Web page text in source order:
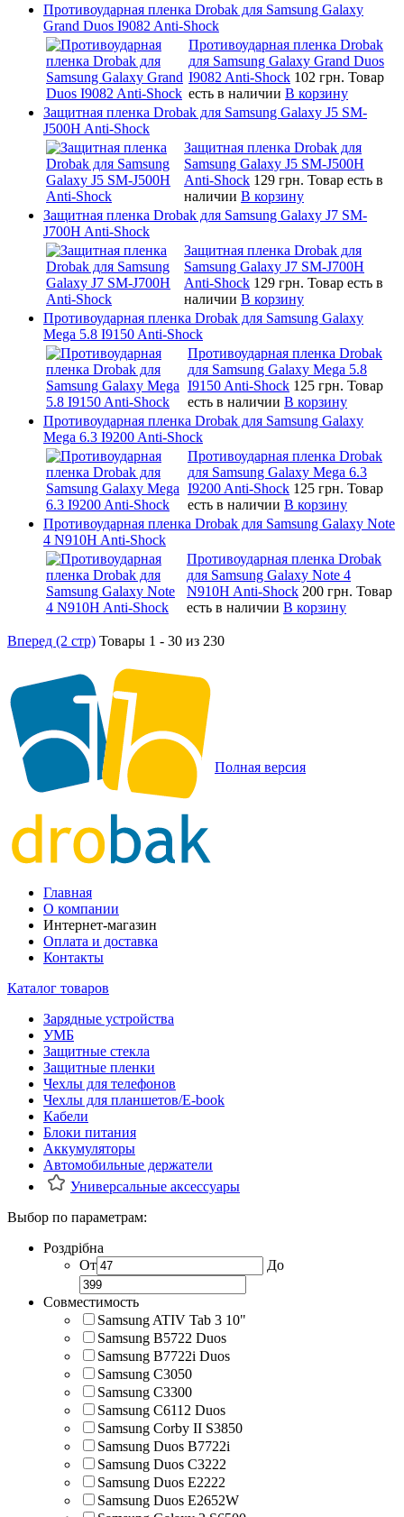
Противоударная пленка Drobak для Samsung Galaxy
Grand Duos I9082 Anti-Shock
Противоударная пленка Drobak
для Samsung Galaxy Grand Duos
I9082 Anti-Shock 102 грн. Товар
есть в наличии В корзину
Защитная пленка Drobak для Samsung Galaxy J5 SM-
J500H Anti-Shock
Защитная пленка Drobak для
Samsung Galaxy J5 SM-J500H
Anti-Shock 129 грн. Товар есть в
наличии В корзину
Защитная пленка Drobak для Samsung Galaxy J7 SM-
J700H Anti-Shock
Защитная пленка Drobak для
Samsung Galaxy J7 SM-J700H
Anti-Shock 129 грн. Товар есть в
наличии В корзину
Противоударная пленка Drobak для Samsung Galaxy
Mega 5.8 I9150 Anti-Shock
Противоударная пленка Drobak
для Samsung Galaxy Mega 5.8
I9150 Anti-Shock 125 грн. Товар
есть в наличии В корзину
Противоударная пленка Drobak для Samsung Galaxy
Mega 6.3 I9200 Anti-Shock
Противоударная пленка Drobak
для Samsung Galaxy Mega 6.3
I9200 Anti-Shock 125 грн. Товар
есть в наличии В корзину
Противоударная пленка Drobak для Samsung Galaxy Note
4 N910H Anti-Shock
Противоударная пленка Drobak
для Samsung Galaxy Note 4
N910H Anti-Shock 200 грн. Товар
есть в наличии В корзину
Вперед (2 стр) Товары 1 - 30 из 230
Полная версия
Главная
О компании
Интернет-магазин
Оплата и доставка
Контакты
Каталог товаров
Зарядные устройства
УМБ
Защитные стекла
Защитные пленки
Чехлы для телефонов
Чехлы для планшетов/E-book
Кабели
Блоки питания
Аккумуляторы
Автомобильные держатели
Универсальные аксессуары
Выбор по параметрам:
Роздрібна
От
До
Совместимость
Samsung ATIV Tab 3 10"
Samsung B5722 Duos
Samsung B7722i Duos
Samsung C3050
Samsung C3300
Samsung C6112 Duos
Samsung Corby II S3850
Samsung Duos B7722i
Samsung Duos C3222
Samsung Duos E2222
Samsung Duos E2652W